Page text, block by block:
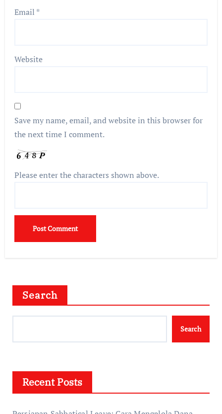
Email *
Website
Save my name, email, and website in this browser for
the next time I comment.
Please enter the characters shown above.
Search
Search
Recent Posts